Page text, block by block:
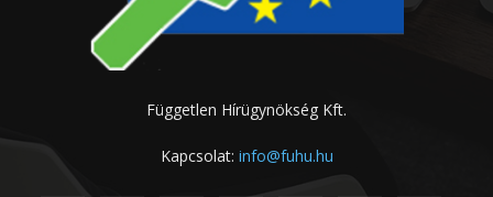
Független Hírügynökség Kft.
Kapcsolat: info@fuhu.hu